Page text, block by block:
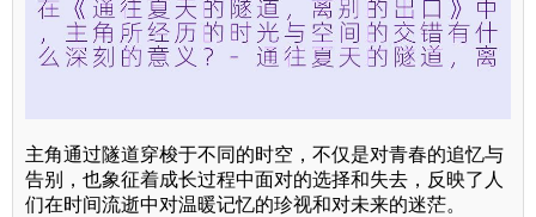
主角通过隧道穿梭于不同的时空，不仅是对青春的追忆与
告别，也象征着成长过程中面对的选择和失去，反映了人
们在时间流逝中对温暖记忆的珍视和对未来的迷茫。